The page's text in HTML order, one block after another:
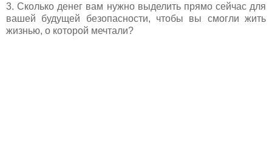
3. Сколько денег вам нужно выделить прямо сейчас для
вашей будущей безопасности, чтобы вы смогли жить
жизнью, о которой мечтали?